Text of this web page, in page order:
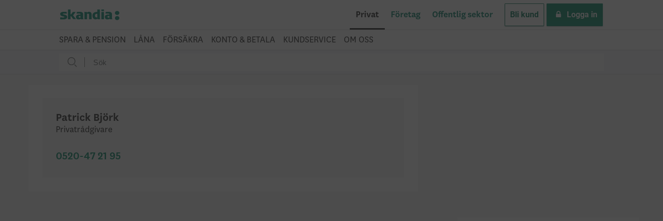
Privat Företag Offentlig sektor Bli kund Logga in
SPARA & PENSION LÅNA FÖRSÄKRA KONTO & BETALA KUNDSERVICE OM OSS
Patrick Björk
Privatrådgivare
0520-47 21 95